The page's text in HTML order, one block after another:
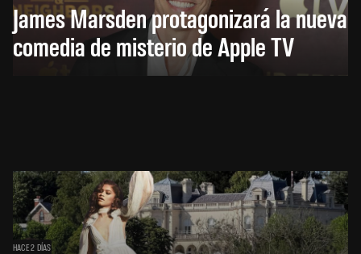
James Marsden protagonizará la nueva
comedia de misterio de Apple TV
HACE 2 DÍAS